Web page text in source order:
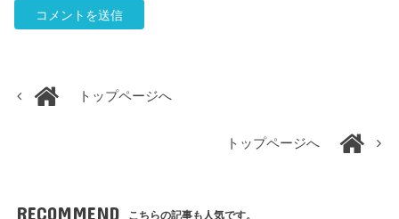
トップページへ
トップページへ
RECOMMEND こちらの記事も人気です。